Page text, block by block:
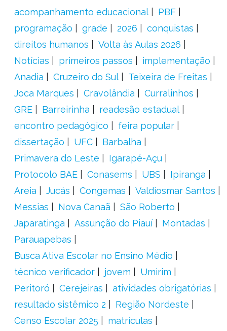
acompanhamento educacional
PBF
programação
grade 2026
conquistas
direitos humanos
Volta às Aulas 2026
Notícias
primeiros passos
implementação
Anadia
Cruzeiro do Sul
Teixeira de Freitas
Joca Marques
Cravolândia
Curralinhos
GRE
Barreirinha
readesão estadual
encontro pedagógico
feira popular
dissertação
UFC
Barbalha
Primavera do Leste
Igarapé-Açu
Protocolo BAE
Conasems UBS
Ipiranga
Areia
Jucás Congemas
Valdiosmar Santos
Messias
Nova Canaã
São Roberto
Japaratinga
Assunção do Piauí
Montadas
Parauapebas
Busca Ativa Escolar no Ensino Médio
técnico verificador
jovem
Umirim
Peritoró
Cerejeiras
atividades obrigatórias
resultado sistêmico 2
Região Nordeste
Censo Escolar 2025
matrículas